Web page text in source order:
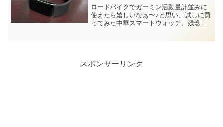
ロードバイクでガーミン活動量計並みに
使えたら嬉しいなぁ〜♪と思い、試しに買
ってみた中華スマートウォッチ。残念な
スポンサーリンク